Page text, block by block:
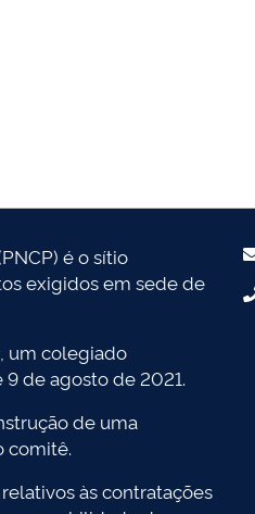
é o sítio
exigidos em sede de
um colegiado
de agosto de 2021.
de uma
comitê.
às contratações